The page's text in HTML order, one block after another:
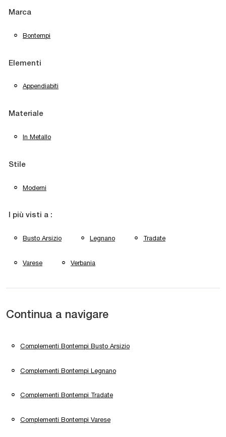
Marca
Bontempi
Elementi
Appendiabiti
Materiale
In Metallo
Stile
Moderni
I più visti a :
Busto Arsizio Legnano Tradate
Varese Verbania
Continua a navigare
Complementi Bontempi Busto Arsizio
Complementi Bontempi Legnano
Complementi Bontempi Tradate
Complementi Bontempi Varese